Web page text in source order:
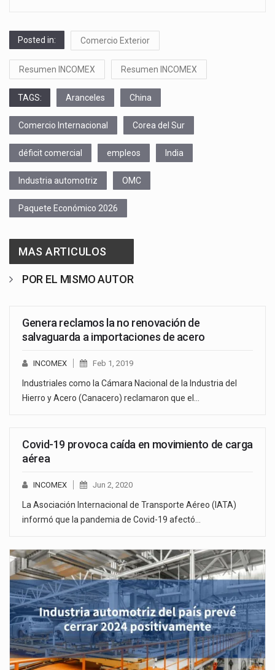
Posted in: Comercio Exterior
Resumen INCOMEX Resumen INCOMEX
TAGS: Aranceles China
Comercio Internacional Corea del Sur
déficit comercial empleos India
Industria automotriz OMC
Paquete Económico 2026
MAS ARTICULOS
POR EL MISMO AUTOR
Genera reclamos la no renovación de
salvaguarda a importaciones de acero
INCOMEX Feb 1, 2019
Industriales como la Cámara Nacional de la Industria del
Hierro y Acero (Canacero) reclamaron que el…
Covid-19 provoca caída en movimiento de carga
aérea
INCOMEX Jun 2, 2020
La Asociación Internacional de Transporte Aéreo (IATA)
informó que la pandemia de Covid-19 afectó…